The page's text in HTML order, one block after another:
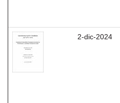
2-dic-2024